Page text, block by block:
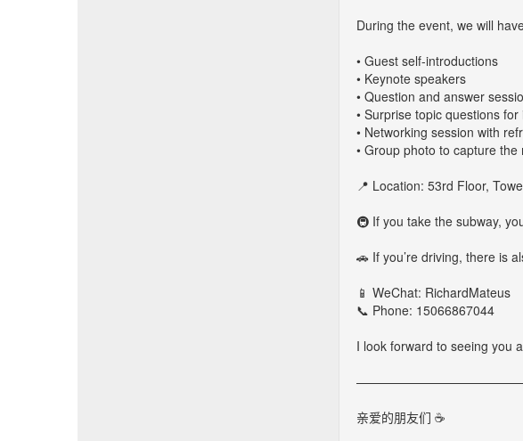
During the event, we will
• Guest self-introductions
• Keynote speakers
• Question and answer
• Surprise topic questions
• Networking session with
• Group photo to capture the
📍 Location: 53rd Floor,
🚇 If you take the subway,
🚗 If you’re driving, there is
📱 WeChat: RichardMateus
📞 Phone: 15066867044
I look forward to seeing you
亲爱的朋友们 ☕